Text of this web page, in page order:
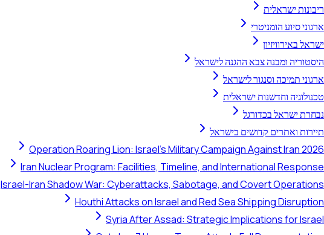
ריבונות ישראלית
ארגוני סיוע הומניטרי
ישראל באירוויזיון
היסטוריה ומבנה צבא ההגנה לישראל
ארגוני תמיכה וסנגור לישראל
טכנולוגיה וחדשנות ישראלית
נבחרת ישראל בכדורגל
תיירות ואתרים קדושים בישראל
Operation Roaring Lion: Israel's Military Campaign Against Iran 2026
Iran Nuclear Program: Facilities, Timeline, and International Response
Israel-Iran Shadow War: Cyberattacks, Sabotage, and Covert Operations
Houthi Attacks on Israel and Red Sea Shipping Disruption
Syria After Assad: Strategic Implications for Israel